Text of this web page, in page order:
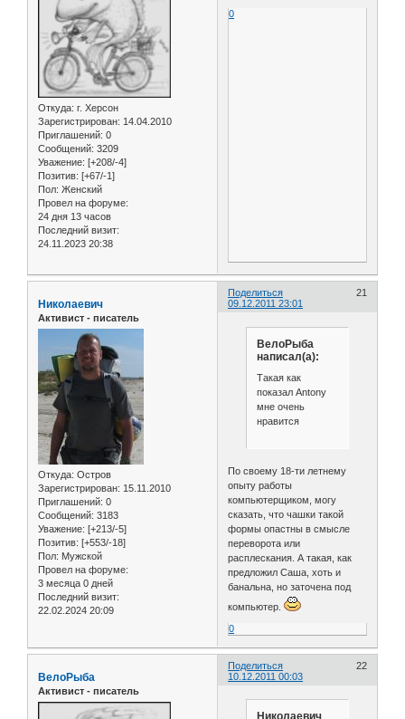
Откуда: г. Херсон
Зарегистрирован: 14.04.2010
Приглашений: 0
Сообщений: 3209
Уважение: [+208/-4]
Позитив: [+67/-1]
Пол: Женский
Провел на форуме:
24 дня 13 часов
Последний визит:
24.11.2023 20:38
0
Поделиться
21
09.12.2011 23:01
Николаевич
Активист - писатель
Откуда: Остров
Зарегистрирован: 15.11.2010
Приглашений: 0
Сообщений: 3183
Уважение: [+213/-5]
Позитив: [+553/-18]
Пол: Мужской
Провел на форуме:
3 месяца 0 дней
Последний визит:
22.02.2024 20:09
ВелоРыба
написал(а):
Такая как
показал Antony
мне очень
нравится
По своему 18-ти летнему
опыту работы
компьютерщиком, могу
сказать, что чашки такой
формы опастны в смысле
переворота или
расплескания. А такая, как
предложил Саша, хоть и
банальна, но заточена под
компьютер.
0
Поделиться
22
10.12.2011 00:03
ВелоРыба
Активист - писатель